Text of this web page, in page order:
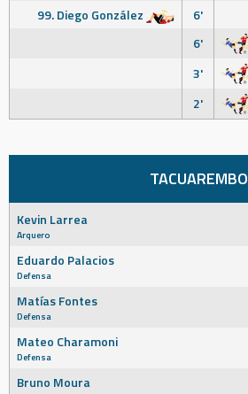
99. Diego González
6'
6'
3'
2'
TACUAREMBO
Kevin Larrea
Arquero
Eduardo Palacios
Defensa
Matías Fontes
Defensa
Mateo Charamoni
Defensa
Bruno Moura